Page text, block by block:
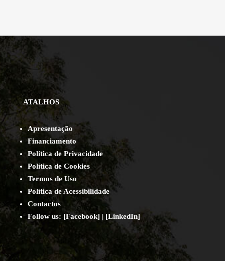
ATALHOS
Apresentação
Financiamento
Política de Privacidade
Política de Cookies
Termos de Uso
Política de Acessibilidade
Contactos
Follow us: [Facebook] | [LinkedIn]